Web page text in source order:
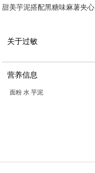
甜美芋泥搭配黑糖味麻薯夹心
关于过敏
营养信息
面粉 水 芋泥